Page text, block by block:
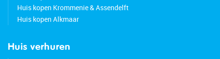
Huis kopen Krommenie & Assendelft
Huis kopen Alkmaar
Huis verhuren